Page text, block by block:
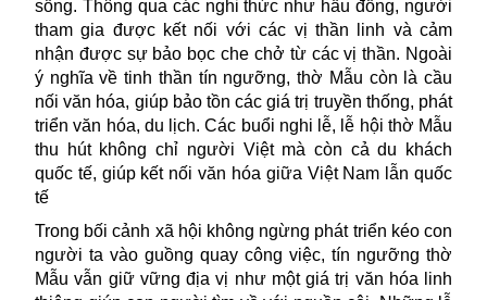
sống. Thông qua các nghi thức như hầu đồng, người
tham gia được kết nối với các vị thần linh và cảm
nhận được sự bảo bọc che chở từ các vị thần. Ngoài
ý nghĩa về tinh thần tín ngưỡng, thờ Mẫu còn là cầu
nối văn hóa, giúp bảo tồn các giá trị truyền thống, phát
triển văn hóa, du lịch. Các buổi nghi lễ, lễ hội thờ Mẫu
thu hút không chỉ người Việt mà còn cả du khách
quốc tế, giúp kết nối văn hóa giữa Việt Nam lẫn quốc
tế
Trong bối cảnh xã hội không ngừng phát triển kéo con
người ta vào guồng quay công việc, tín ngưỡng thờ
Mẫu vẫn giữ vững địa vị như một giá trị văn hóa linh